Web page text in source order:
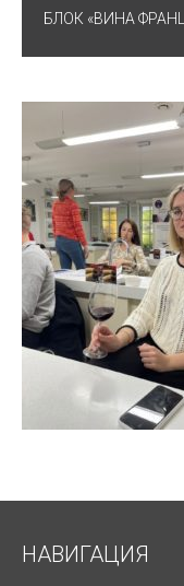
БЛОК «ВИНА
НАВИГАЦИЯ